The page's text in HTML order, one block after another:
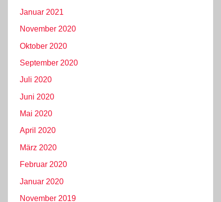
Januar 2021
November 2020
Oktober 2020
September 2020
Juli 2020
Juni 2020
Mai 2020
April 2020
März 2020
Februar 2020
Januar 2020
November 2019